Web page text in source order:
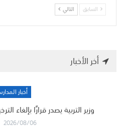
السابق التالي
أخر الأخبار
أخبار
وزير التربية يصدر قرارًا بإلغاء
2026/08/06